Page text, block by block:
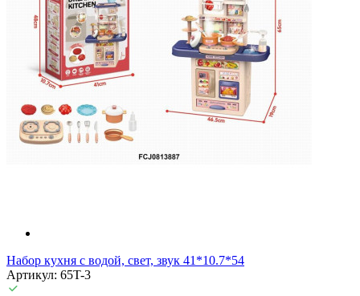
Набор кухня с водой, свет, звук 41*10.7*54
Артикул: 65T-3